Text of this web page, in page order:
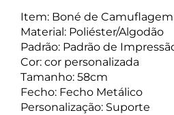
Item: Boné de Camuflagem
Material: Poliéster/Algodão
Padrão: Padrão de
Cor: cor personalizada
Tamanho: 58cm
Fecho: Fecho Metálico
Personalização: Suporte